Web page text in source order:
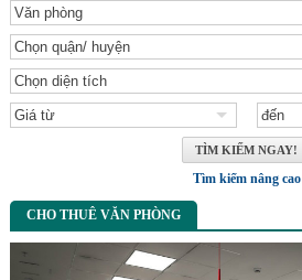
Tìm kiếm nâng cao
CHO THUÊ VĂN PHÒNG